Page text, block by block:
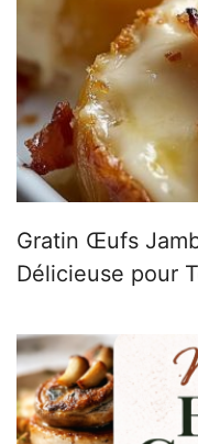
Gratin Œufs
Délicieuse pour